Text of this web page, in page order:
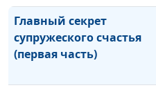
Главный секрет
супружеского счастья
(первая часть)